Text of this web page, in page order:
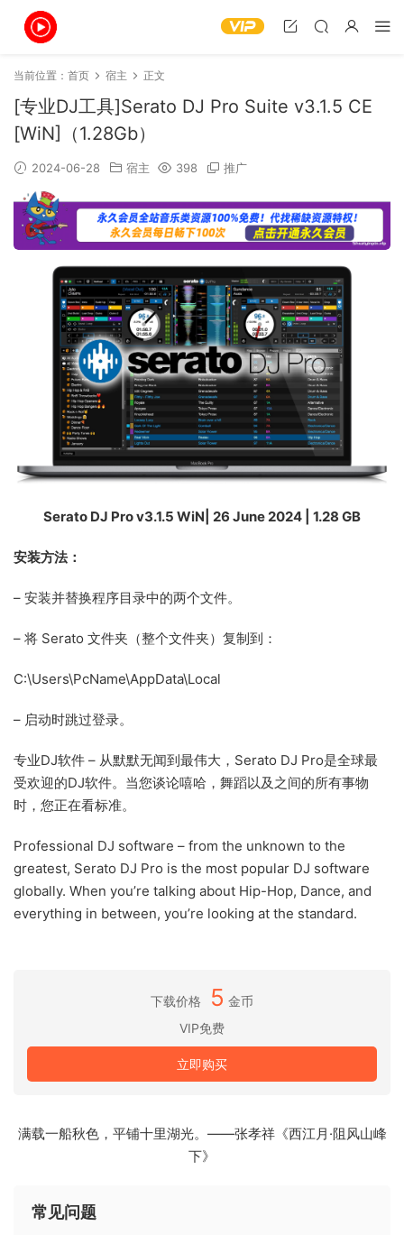
当前位置： 首页 宿主 正文
[专业DJ工具]Serato DJ Pro Suite v3.1.5 CE
[WiN]（1.28Gb）
2024-06-28 宿主 398 推广
Serato DJ Pro v3.1.5 WiN| 26 June 2024 | 1.28 GB
安装方法：
– 安装并替换程序目录中的两个文件。
– 将 Serato 文件夹（整个文件夹）复制到：
C:\Users\PcName\AppData\Local
– 启动时跳过登录。
专业DJ软件 – 从默默无闻到最伟大，Serato DJ Pro是全球最
受欢迎的DJ软件。当您谈论嘻哈，舞蹈以及之间的所有事物
时，您正在看标准。
Professional DJ software – from the unknown to the
greatest, Serato DJ Pro is the most popular DJ software
globally. When you’re talking about Hip-Hop, Dance, and
everything in between, you’re looking at the standard.
下载价格 5 金币
VIP免费
立即购买
满载一船秋色，平铺十里湖光。——张孝祥《西江月·阻风山峰
下》
常见问题